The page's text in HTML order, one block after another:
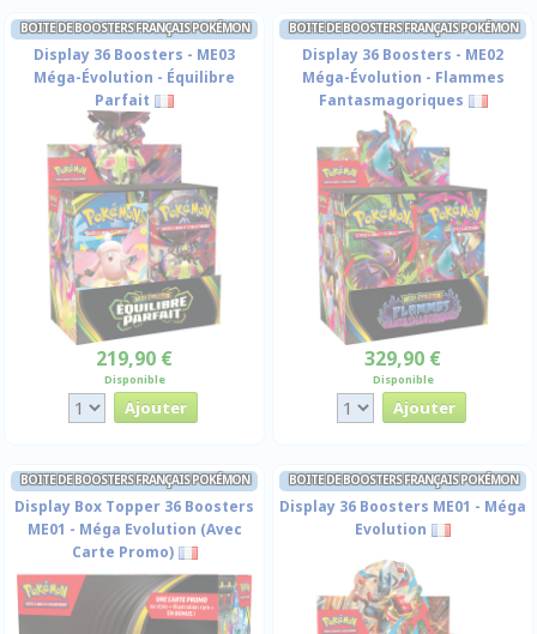
BOITE DE BOOSTERS FRANÇAIS POKÉMON
Display 36 Boosters - ME03
Méga-Évolution - Équilibre
Parfait
219,90 €
Disponible
BOITE DE BOOSTERS FRANÇAIS POKÉMON
Display 36 Boosters - ME02
Méga-Évolution - Flammes
Fantasmagoriques
329,90 €
Disponible
BOITE DE BOOSTERS FRANÇAIS POKÉMON
Display Box Topper 36 Boosters
ME01 - Méga Evolution (Avec
Carte Promo)
BOITE DE BOOSTERS FRANÇAIS POKÉMON
Display 36 Boosters ME01 - Méga
Evolution